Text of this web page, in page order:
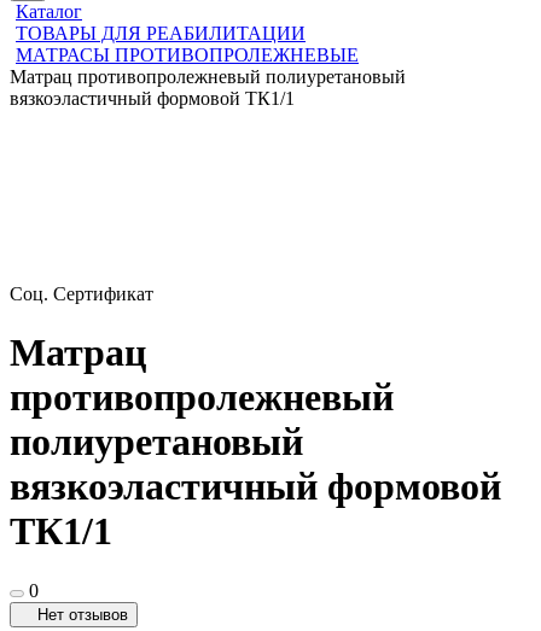
Каталог
ТОВАРЫ ДЛЯ РЕАБИЛИТАЦИИ
МАТРАСЫ ПРОТИВОПРОЛЕЖНЕВЫЕ
Матрац противопролежневый полиуретановый
вязкоэластичный формовой ТК1/1
Соц. Сертификат
Матрац
противопролежневый
полиуретановый
вязкоэластичный формовой
ТК1/1
0
Нет отзывов